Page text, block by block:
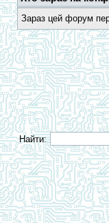
Зараз цей форум
Найти: